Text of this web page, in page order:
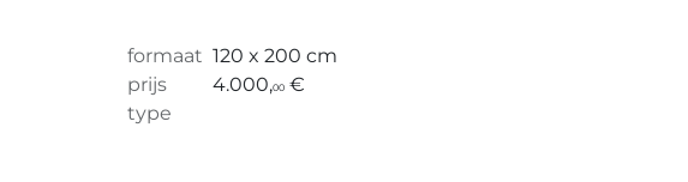
formaat 120 x 200 cm
prijs
4.000,00 €
type